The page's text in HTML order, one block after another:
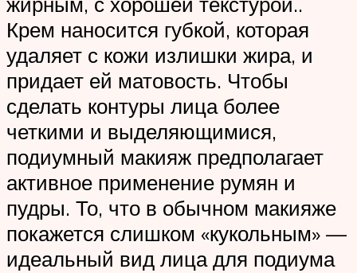
Крем наносится губкой, которая
удаляет с кожи излишки жира, и
придает ей матовость. Чтобы
сделать контуры лица более
четкими и выделяющимися,
подиумный макияж предполагает
активное применение румян и
пудры. То, что в обычном макияже
покажется слишком «кукольным» —
идеальный вид лица для подиума